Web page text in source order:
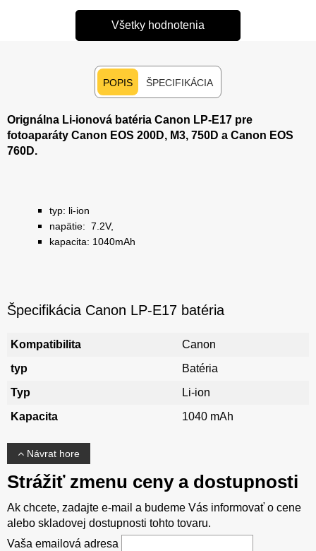
Všetky hodnotenia
POPIS ŠPECIFIKÁCIA
Orignálna Li-ionová batéria Canon LP-E17 pre
fotoaparáty Canon EOS 200D, M3, 750D a Canon EOS
760D.
typ: li-ion
napätie: 7.2V,
kapacita: 1040mAh
Špecifikácia Canon LP-E17 batéria
Kompatibilita
Canon
typ
Batéria
Typ
Li-ion
Kapacita
1040 mAh
Návrat hore
Strážiť zmenu ceny a dostupnosti
Ak chcete, zadajte e-mail a budeme Vás informovať o cene
alebo skladovej dostupnosti tohto tovaru.
Vaša emailová adresa